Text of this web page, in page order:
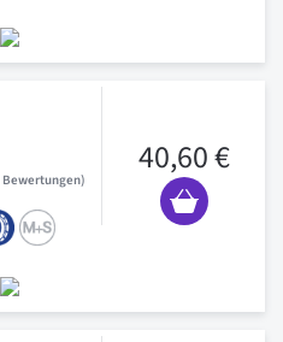
Bewertungen
40,60 €